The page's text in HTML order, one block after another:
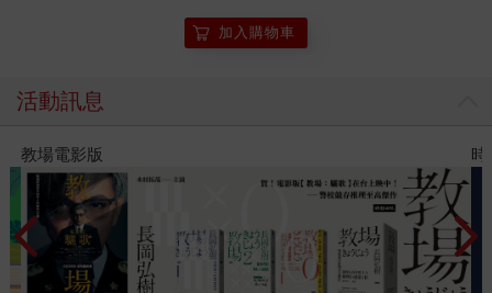
加入購物車
活動訊息
時報經典展69折起